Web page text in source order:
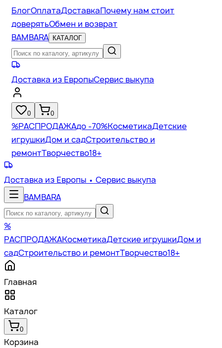
БлогОплатаДоставкаПочему нам стоит
доверятьОбмен и возврат
BAMBARA
КАТАЛОГ
Доставка из ЕвропыСервис выкупа
0 0
%РАСПРОДАЖАдо -70%КосметикаДетские
игрушкиДом и садСтроительство и
ремонтТворчество18+
Доставка из Европы • Сервис выкупа
BAMBARA
%
РАСПРОДАЖАКосметикаДетские игрушкиДом и
садСтроительство и ремонтТворчество18+
Главная
Каталог
0
Корзина